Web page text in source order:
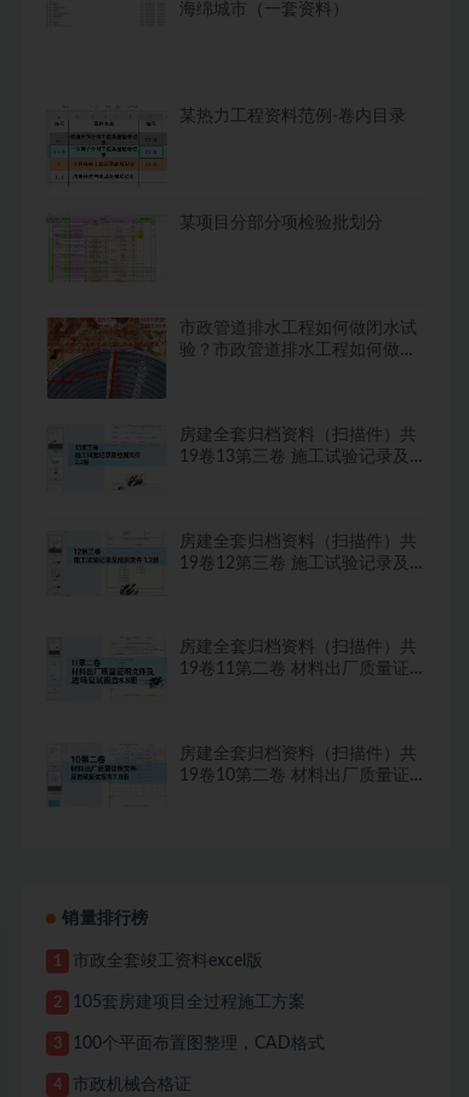
海绵城市（一套资料）
某热力工程资料范例-卷内目录
某项目分部分项检验批划分
市政管道排水工程如何做闭水试
验？市政管道排水工程如何做闭
房建全套归档资料（扫描件）共
19卷13第三卷 施工试验记录及
房建全套归档资料（扫描件）共
19卷12第三卷 施工试验记录及
房建全套归档资料（扫描件）共
19卷11第二卷 材料出厂质量证
房建全套归档资料（扫描件）共
19卷10第二卷 材料出厂质量证
销量排行榜
1 市政全套竣工资料excel版
2 105套房建项目全过程施工方案
3 100个平面布置图整理，CAD格式
4 市政机械合格证